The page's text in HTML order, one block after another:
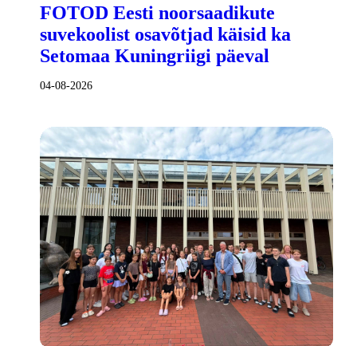
FOTOD Eesti noorsaadikute
suvekoolist osavõtjad käisid ka
Setomaa Kuningriigi päeval
04-08-2026